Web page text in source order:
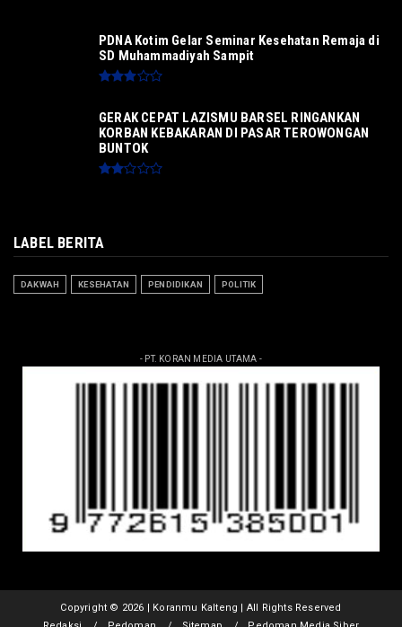
PDNA Kotim Gelar Seminar Kesehatan Remaja di
SD Muhammadiyah Sampit
GERAK CEPAT LAZISMU BARSEL RINGANKAN
KORBAN KEBAKARAN DI PASAR TEROWONGAN
BUNTOK
LABEL BERITA
DAKWAH KESEHATAN PENDIDIKAN POLITIK
- PT. KORAN MEDIA UTAMA -
Copyright © 2026 | Koranmu Kalteng | All Rights Reserved